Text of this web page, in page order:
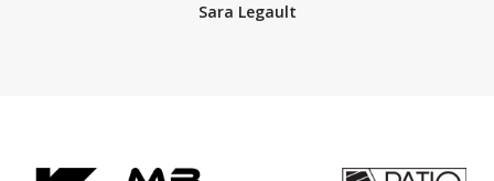
Sara Legault